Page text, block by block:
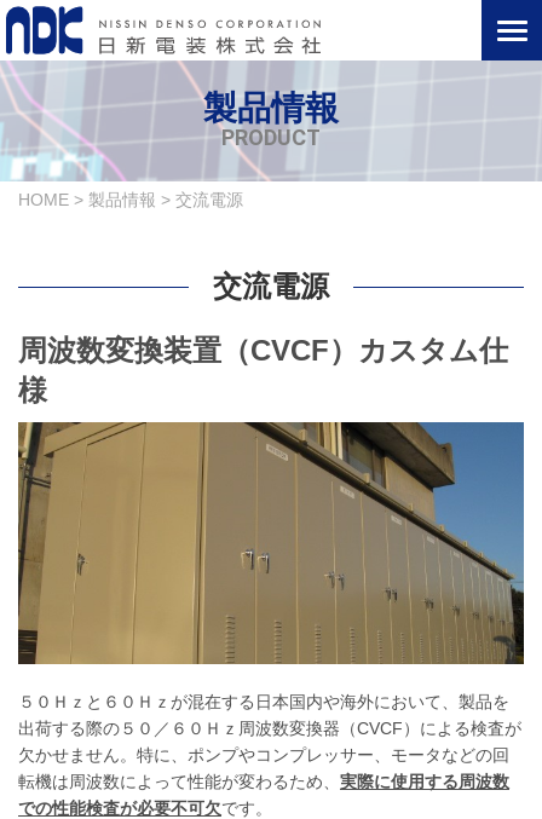
製品情報
PRODUCT
HOME > 製品情報 > 交流電源
交流電源
周波数変換装置（CVCF）カスタム仕
様
５０Ｈｚと６０Ｈｚが混在する日本国内や海外において、製品を
出荷する際の５０／６０Ｈｚ周波数変換器（CVCF）による検査が
欠かせません。特に、ポンプやコンプレッサー、モータなどの回
転機は周波数によって性能が変わるため、 実際に使用する周波数
での性能検査が必要不可欠です。